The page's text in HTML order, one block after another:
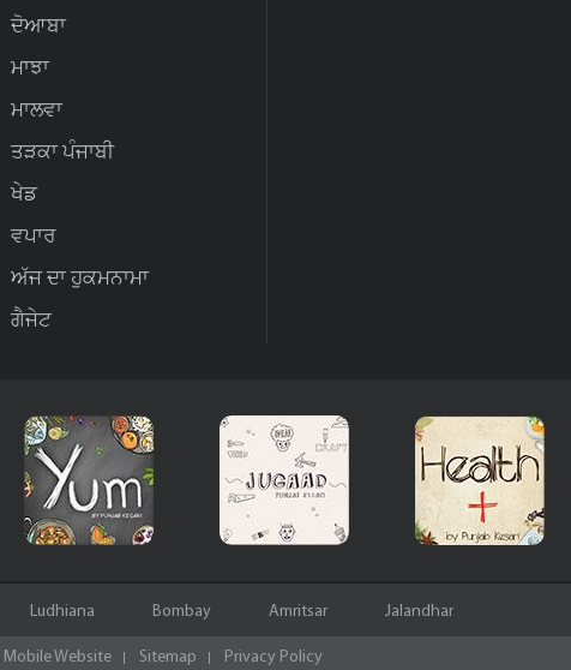
ਦੋਆਬਾ
ਮਾਝਾ
ਮਾਲਵਾ
ਤੜਕਾ ਪੰਜਾਬੀ
ਖੇਡ
ਵਪਾਰ
ਅੱਜ ਦਾ ਹੁਕਮਨਾਮਾ
ਗੈਜੇਟ
Ludhiana Bombay Amritsar Jalandhar
Mobile Website Sitemap Privacy Policy